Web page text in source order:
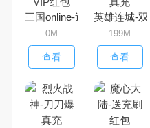
三国online-送VIP红包
0M
查看
英雄连城-
199M
查看